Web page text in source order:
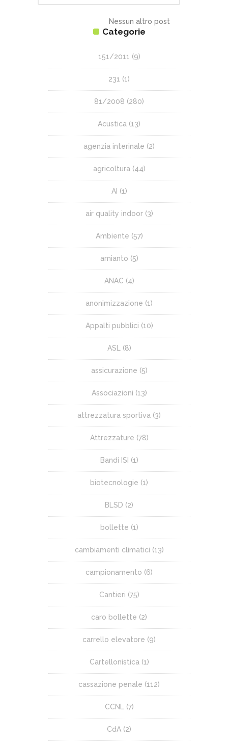
Categorie
151/2011 (9)
231 (1)
81/2008 (280)
Acustica (13)
agenzia interinale (2)
agricoltura (44)
AI (1)
air quality indoor(3)
Ambiente (57)
amianto (5)
ANAC (4)
anonimizzazione (1)
Appalti pubblici (10)
ASL (8)
assicurazione (5)
Associazioni (13)
attrezzatura sportiva (3)
Attrezzature (78)
Bandi ISI (1)
biotecnologie (1)
BLSD (2)
bollette (1)
cambiamenti climatici (13)
campionamento (6)
Cantieri (75)
caro bollette (2)
carrello elevatore (9)
Cartellonistica (1)
cassazione penale (112)
CCNL (7)
CdA (2)